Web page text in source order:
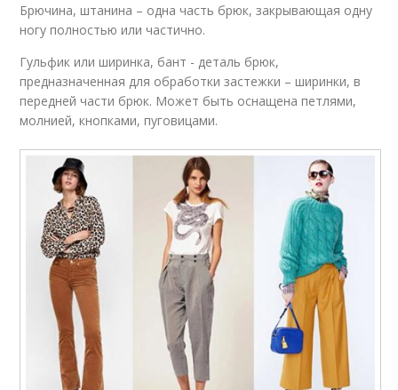
Брючина, штанина – одна часть брюк, закрывающая одну
ногу полностью или частично.
Гульфик или ширинка, бант - деталь брюк,
предназначенная для обработки застежки – ширинки, в
передней части брюк. Может быть оснащена петлями,
молнией, кнопками, пуговицами.